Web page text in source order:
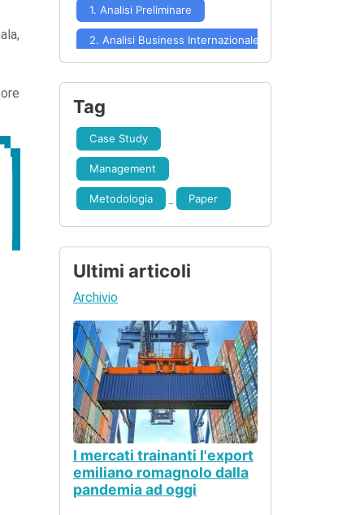
1. Analisi Preliminare
2. Analisi Business Internazionale
4. Scelta Mercati
5. Approfondimento Mercato
6. Formulazione Strategia
7. Implementazione Strategia
Tag
Case Study
Management
Metodologia Paper
Ultimi articoli
Archivio
I mercati trainanti l'export
emiliano romagnolo dalla
pandemia ad oggi